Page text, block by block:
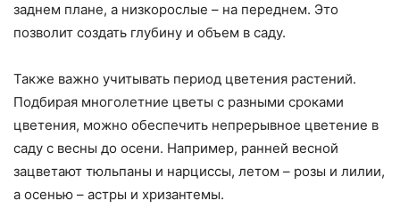
заднем плане, а низкорослые – на переднем. Это
позволит создать глубину и объем в саду.
Также важно учитывать период цветения растений.
Подбирая многолетние цветы с разными сроками
цветения, можно обеспечить непрерывное цветение в
саду с весны до осени. Например, ранней весной
зацветают тюльпаны и нарциссы, летом – розы и лилии,
а осенью – астры и хризантемы.